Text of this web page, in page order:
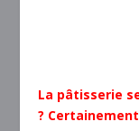
La pâtisserie
?